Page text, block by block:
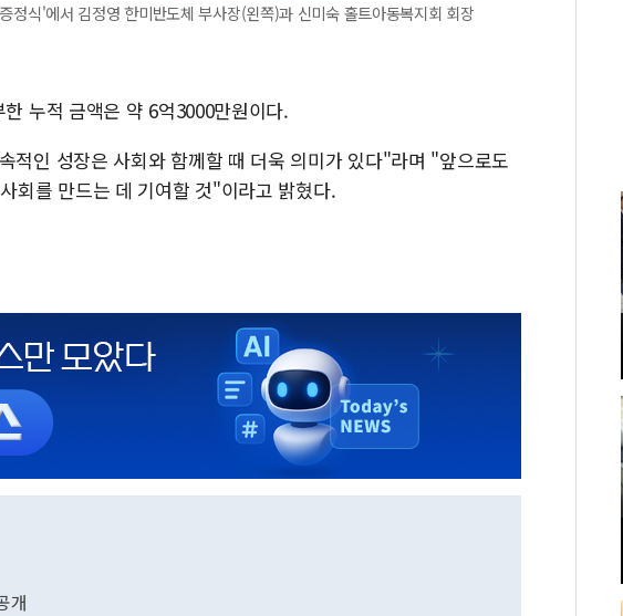
정식'에서 김정영 한미반도체 부사장(왼쪽)과 신미숙 홀트아동복지회 회장
누적 금액은 약 6억3000만원이다.
적인 성장은 사회와 함께할 때 더욱 의미가 있다"라며 "앞으로도
회를 만드는 데 기여할 것"이라고 밝혔다.
개